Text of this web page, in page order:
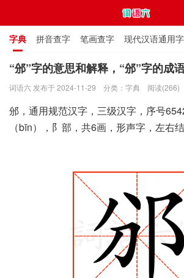
字典 拼音查字 笔画查字 现代汉语通用
通用规范汉字表 叠字大全 独体字大全
“邠”字的意思和解释，“邠”字的成
词语六 发布于 2024-11-29 分类： 字典 阅读(266)
邠，通用规范汉字，三级汉字，序号
（bīn），阝部，共6画，形声字，左右